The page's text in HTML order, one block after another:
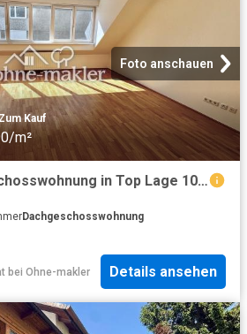
Foto anschauen
Zum Kauf
m²
Moderne Dachgeschosswohnung in Top Lage 1060 Wien / Mariahilf
Dachgeschosswohnung
bei Ohne-makler Details ansehen